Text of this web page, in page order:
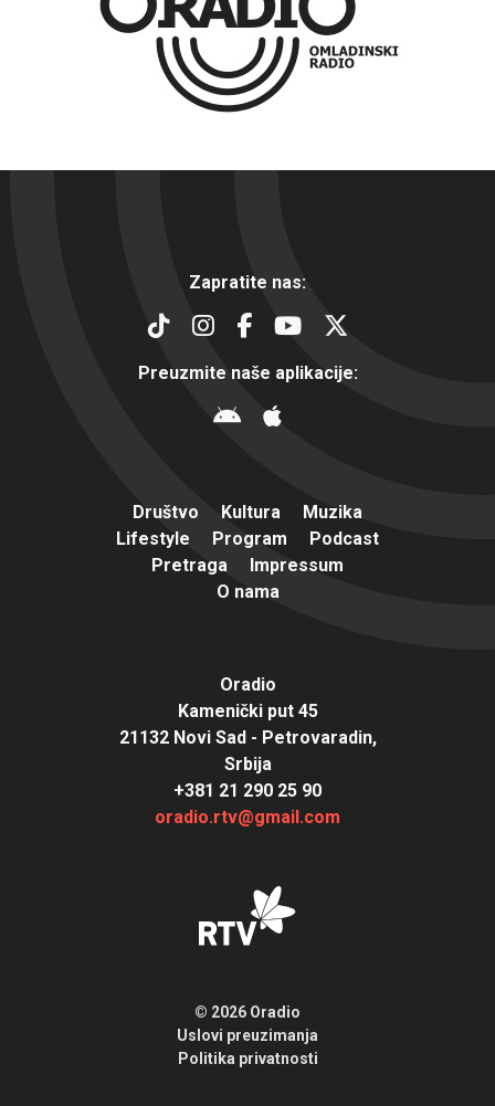
Zapratite nas:
Preuzmite naše aplikacije:
Društvo Kultura
Muzika
Lifestyle
Program
Podcast
Pretraga
Impressum
O nama
Oradio
Kamenički put 45
21132 Novi Sad - Petrovaradin,
Srbija
+381 21 290 25 90
oradio.rtv@gmail.com
© 2026 Oradio
Uslovi preuzimanja
Politika privatnosti